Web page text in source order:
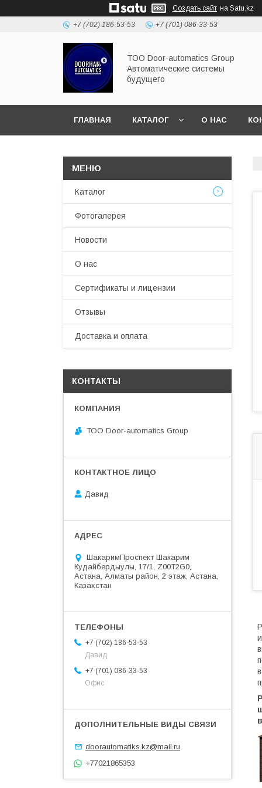
Создать сайт на Satu.kz
+7 (702) 186-53-53 +7 (701) 086-33-53
ТОО Door-automatics Group
Автоматические системы
будущего
ГЛАВНАЯ КАТАЛОГ О НАС
Каталог
Фотогалерея
Новости
О нас
Сертификаты и лицензии
Отзывы
Доставка и оплата
КОНТАКТЫ
ТОО Door-automatics Group
Давид
ШакаримПроспект Шакарим
Кудайбердыулы, 17/1, Z00T2G0,
Астана, Алматы район, 2 этаж, Астана,
Казахстан
+7 (702) 186-53-53
Давид
+7 (701) 086-33-53
Офис
doorautomatiks.kz@mail.ru
+77021865353